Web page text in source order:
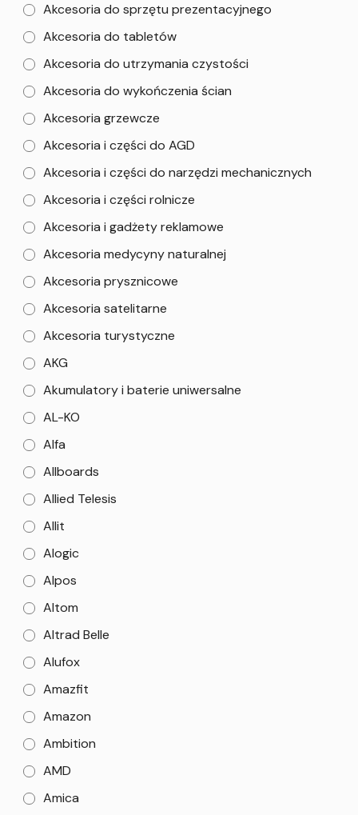
Akcesoria do sprzętu prezentacyjnego
Akcesoria do tabletów
Akcesoria do utrzymania czystości
Akcesoria do wykończenia ścian
Akcesoria grzewcze
Akcesoria i części do AGD
Akcesoria i części do narzędzi mechanicznych
Akcesoria i części rolnicze
Akcesoria i gadżety reklamowe
Akcesoria medycyny naturalnej
Akcesoria prysznicowe
Akcesoria satelitarne
Akcesoria turystyczne
AKG
Akumulatory i baterie uniwersalne
AL-KO
Alfa
Allboards
Allied Telesis
Allit
Alogic
Alpos
Altom
Altrad Belle
Alufox
Amazfit
Amazon
Ambition
AMD
Amica